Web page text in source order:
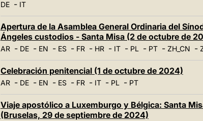
DE- IT
Apertura de la Asamblea General Ordinaria del
Ángeles custodios - Santa Misa (2 de octubre de
AR- DE- EN - ES- FR- HR- IT- PL- PT- ZH_CN -
Celebración penitencial (1 de octubre de 2024)
AR- DE- EN - ES- FR- IT- PL- PT
Viaje apostólico a Luxemburgo y Bélgica: Santa
(Bruselas, 29 de septiembre de 2024)